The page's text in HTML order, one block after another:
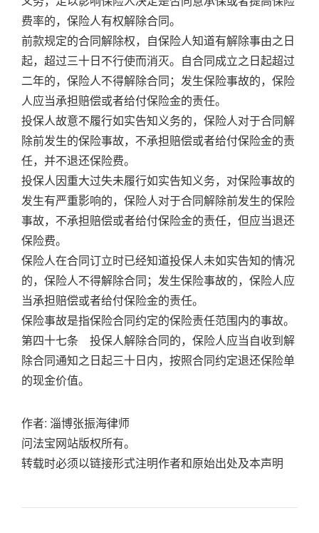
费率的，保险人有权解除合同。
前款规定的合同解除权，自保险人知道有解除事由之日
起，超过三十日不行使而消灭。自合同成立之日起超过
二年的，保险人不得解除合同；发生保险事故的，保险
人应当承担赔偿或者给付保险金的责任。
投保人故意不履行如实告知义务的，保险人对于合同解
除前发生的保险事故，不承担赔偿或者给付保险金的责
任，并不退还保险费。
投保人因重大过失未履行如实告知义务，对保险事故的
发生有严重影响的，保险人对于合同解除前发生的保险
事故，不承担赔偿或者给付保险金的责任，但应当退还
保险费。
保险人在合同订立时已经知道投保人未如实告知的情况
的，保险人不得解除合同；发生保险事故的，保险人应
当承担赔偿或者给付保险金的责任。
保险事故是指保险合同约定的保险责任范围内的事故。
第四十七条 投保人解除合同的，保险人应当自收到解
除合同通知之日起三十日内，按照合同约定退还保险单
的现金价值。
作者: 淄博张振海律师
问法宝网站版权所有。
转载时必须以链接形式注明作者和原始出处及本声明